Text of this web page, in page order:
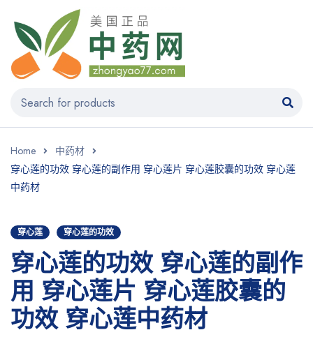
Home
中药材
穿心莲的功效 穿心莲的副作用 穿心莲片 穿心莲胶囊的功效 穿心莲
中药材
穿心莲 穿心莲的功效
穿心莲的功效 穿心莲的副作
用 穿心莲片 穿心莲胶囊的
功效 穿心莲中药材